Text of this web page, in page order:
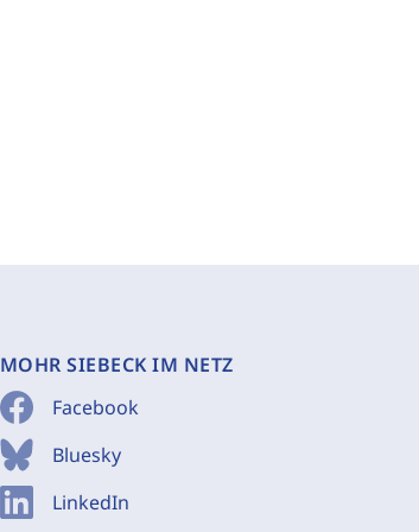
MOHR SIEBECK IM NETZ
Facebook
Bluesky
LinkedIn